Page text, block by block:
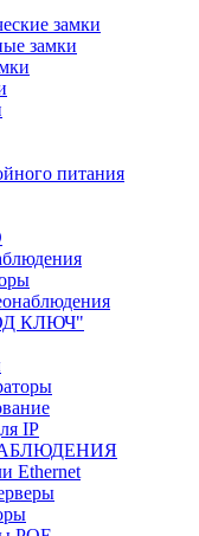
замки
замки
питания
КЛЮЧ"
IP
Ethernet